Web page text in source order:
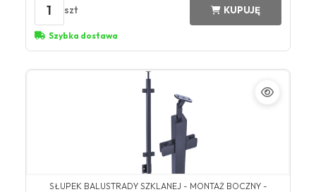
1 szt KUPUJĘ
Szybka dostawa
SŁUPEK BALUSTRADY SZKLANEJ - MONTAŻ BOCZNY -